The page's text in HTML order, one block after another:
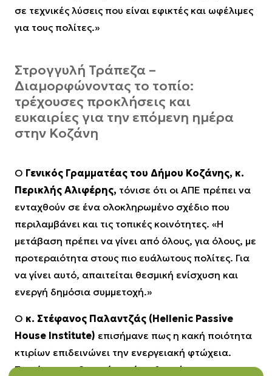
σε τεχνικές λύσεις που είναι εφικτές και ωφέλιμες
για τους πολίτες.»
Στρογγυλή Τράπεζα –
Διαμορφώνοντας το τοπίο:
τρέχουσες προκλήσεις και
ευκαιρίες για την επόμενη ημέρα
στην Κοζάνη
Ο Γενικός Γραμματέας του Δήμου Κοζάνης, κ.
Περικλής Αλιφέρης, τόνισε ότι οι ΑΠΕ πρέπει να
ενταχθούν σε ένα ολοκληρωμένο σχέδιο που
περιλαμβάνει και τις τοπικές κοινότητες. «Η
μετάβαση πρέπει να γίνει από όλους, για όλους, με
προτεραιότητα στους πιο ευάλωτους πολίτες. Για
να γίνει αυτό, απαιτείται θεσμική ενίσχυση και
ενεργή δημόσια συμμετοχή.»
Ο κ. Στέφανος Παλαντζάς (Hellenic Passive
House Institute) επισήμανε πως η κακή ποιότητα
κτιρίων επιδεινώνει την ενεργειακή φτώχεια.
Σημείωσε ως βασική πηγή τη θερμότητα που